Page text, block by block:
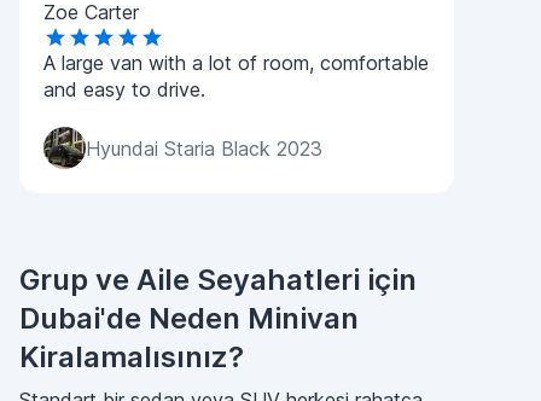
Zoe Carter
A large van with a lot of room, comfortable
and easy to drive.
Hyundai Staria Black 2023
Grup ve Aile Seyahatleri için
Dubai'de Neden Minivan
Kiralamalısınız?